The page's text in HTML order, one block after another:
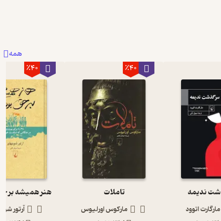
همه
ندیمه
مارگارت اتوود
٪40
تاملات
مارکوس اورلیوس
٪40
هنر همیشه بر
آرتور